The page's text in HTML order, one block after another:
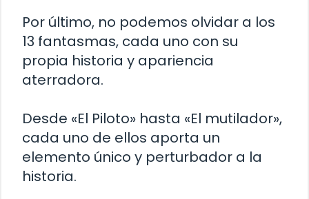
Por último, no podemos olvidar a los
13 fantasmas, cada uno con su
propia historia y apariencia
aterradora.
Desde «El Piloto» hasta «El mutilador»,
cada uno de ellos aporta un
elemento único y perturbador a la
historia.